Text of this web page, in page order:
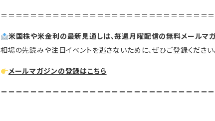
＝＝＝＝＝＝＝＝＝＝＝＝＝＝＝＝＝＝＝＝＝＝＝＝＝＝＝＝
米国株や米金利の最新見通しは、毎週月曜配信の無料メールマガ
相場の先読みや注目イベントを逃さないために、ぜひご登録ください
メールマガジンの登録はこちら
＝＝＝＝＝＝＝＝＝＝＝＝＝＝＝＝＝＝＝＝＝＝＝＝＝＝＝＝